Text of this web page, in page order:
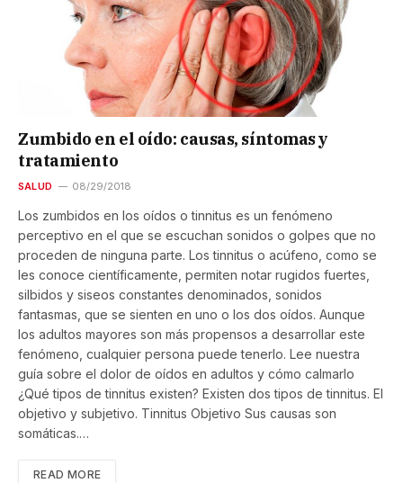
Zumbido en el oído: causas, síntomas y
tratamiento
SALUD 08/29/2018
Los zumbidos en los oídos o tinnitus es un fenómeno
perceptivo en el que se escuchan sonidos o golpes que no
proceden de ninguna parte. Los tinnitus o acúfeno, como se
les conoce científicamente, permiten notar rugidos fuertes,
silbidos y siseos constantes denominados, sonidos
fantasmas, que se sienten en uno o los dos oídos. Aunque
los adultos mayores son más propensos a desarrollar este
fenómeno, cualquier persona puede tenerlo. Lee nuestra
guía sobre el dolor de oídos en adultos y cómo calmarlo
¿Qué tipos de tinnitus existen? Existen dos tipos de tinnitus. El
objetivo y subjetivo. Tinnitus Objetivo Sus causas son
somáticas.…
READ MORE